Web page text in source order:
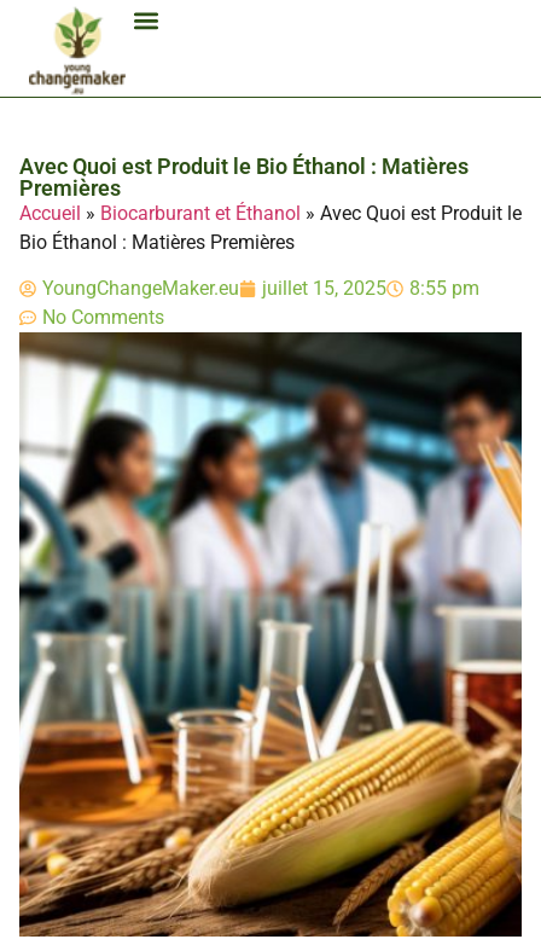
Avec Quoi est Produit le Bio Éthanol : Matières
Premières
Accueil » Biocarburant et Éthanol » Avec Quoi est Produit le
Bio Éthanol : Matières Premières
YoungChangeMaker.eu juillet 15, 2025
8:55 pm
No Comments